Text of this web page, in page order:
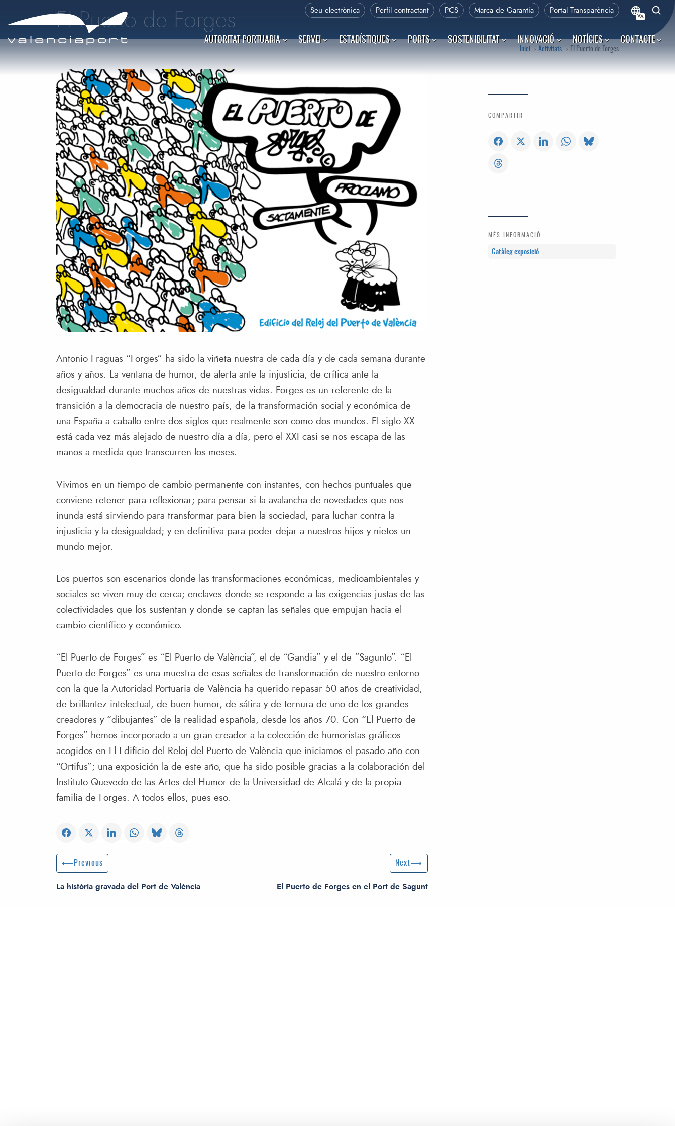
Seu electrònica Perfil contractant PCS Marca de Garantía Portal Transparència
VA
AUTORITAT PORTUARIA SERVEI ESTADÍSTIQUES PORTS SOSTENIBILITAT INNOVACIÓ NOTÍCIES CONTACTE
El Puerto de Forges
Inici Activitats El Puerto de Forges
Antonio Fraguas “Forges” ha sido la viñeta nuestra de cada día y de cada semana durante
años y años. La ventana de humor, de alerta ante la injusticia, de crítica ante la
desigualdad durante muchos años de nuestras vidas. Forges es un referente de la
transición a la democracia de nuestro país, de la transformación social y económica de
una España a caballo entre dos siglos que realmente son como dos mundos. El siglo XX
está cada vez más alejado de nuestro día a día, pero el XXI casi se nos escapa de las
manos a medida que transcurren los meses.
Vivimos en un tiempo de cambio permanente con instantes, con hechos puntuales que
conviene retener para reflexionar; para pensar si la avalancha de novedades que nos
inunda está sirviendo para transformar para bien la sociedad, para luchar contra la
injusticia y la desigualdad; y en definitiva para poder dejar a nuestros hijos y nietos un
mundo mejor.
Los puertos son escenarios donde las transformaciones económicas, medioambientales y
sociales se viven muy de cerca; enclaves donde se responde a las exigencias justas de las
colectividades que los sustentan y donde se captan las señales que empujan hacia el
cambio científico y económico.
“El Puerto de Forges” es “El Puerto de València”, el de “Gandia” y el de “Sagunto”. “El
Puerto de Forges” es una muestra de esas señales de transformación de nuestro entorno
con la que la Autoridad Portuaria de València ha querido repasar 50 años de creatividad,
de brillantez intelectual, de buen humor, de sátira y de ternura de uno de los grandes
creadores y “dibujantes” de la realidad española, desde los años 70. Con “El Puerto de
Forges” hemos incorporado a un gran creador a la colección de humoristas gráficos
acogidos en El Edificio del Reloj del Puerto de València que iniciamos el pasado año con
“Ortifus”; una exposición la de este año, que ha sido posible gracias a la colaboración del
Instituto Quevedo de las Artes del Humor de la Universidad de Alcalá y de la propia
familia de Forges. A todos ellos, pues eso.
Post navigation
Previous Post
Previous
La història gravada del Port de València
Next Post
Next
El Puerto de Forges en el Port de Sagunt
COMPARTIR:
MÉS INFORMACIÓ
Catàleg exposició